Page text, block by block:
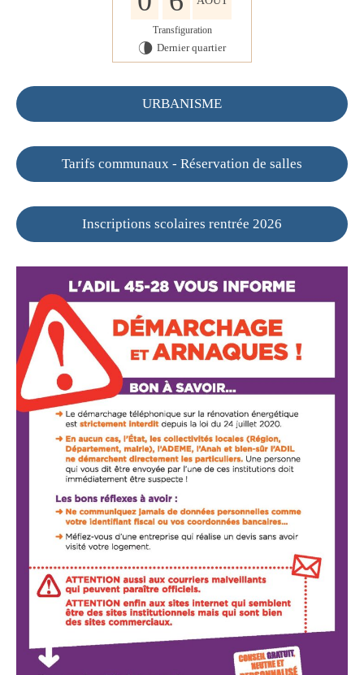
Transfiguration
U Dernier quartier
URBANISME
Tarifs communaux - Réservation de salles
Inscriptions scolaires rentrée 2026